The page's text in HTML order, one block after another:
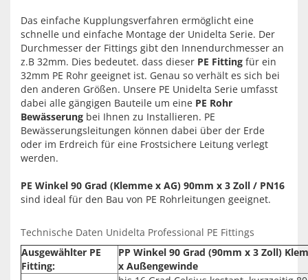
Das einfache Kupplungsverfahren ermöglicht eine
schnelle und einfache Montage der Unidelta Serie. Der
Durchmesser der Fittings gibt den Innendurchmesser an
z.B 32mm. Dies bedeutet. dass dieser PE Fitting für ein
32mm PE Rohr geeignet ist. Genau so verhält es sich bei
den anderen Größen. Unsere PE Unidelta Serie umfasst
dabei alle gängigen Bauteile um eine PE Rohr
Bewässerung bei Ihnen zu Installieren. PE
Bewässerungsleitungen können dabei über der Erde
oder im Erdreich für eine Frostsichere Leitung verlegt
werden.
PE Winkel 90 Grad (Klemme x AG) 90mm x 3 Zoll / PN16
sind ideal für den Bau von PE Rohrleitungen geeignet.
Technische Daten Unidelta Professional PE Fittings
Ausgewählter PE
Fitting:
PP Winkel 90 Grad (90mm x 3 Zoll)
x Außengewinde